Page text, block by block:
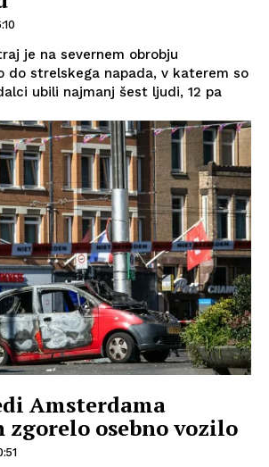
je na severnem obrobju
do strelskega napada, v katerem so
ubili najmanj šest ljudi, 12 pa
Amsterdama
zgorelo osebno vozilo